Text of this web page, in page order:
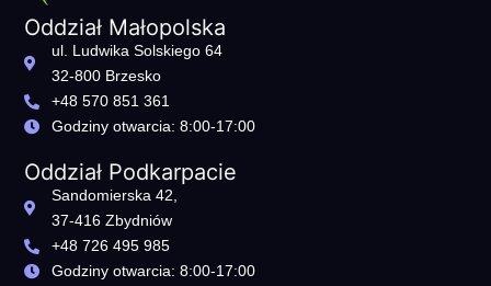
Oddział Małopolska
ul. Ludwika Solskiego 64
32-800 Brzesko
+48 570 851 361
Godziny otwarcia: 8:00-17:00
Oddział Podkarpacie
Sandomierska 42,
37-416 Zbydniów
+48 726 495 985
Godziny otwarcia: 8:00-17:00